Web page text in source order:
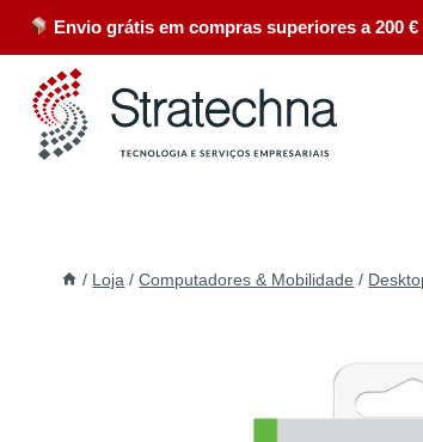
Envio grátis em compras superiores a 200 €
/ Loja / Computadores & Mobilidade /